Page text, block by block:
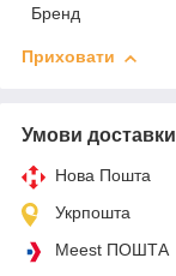
Бренд
Приховати
Умови доставки
Нова Пошта
Укрпошта
Meest ПОШТА